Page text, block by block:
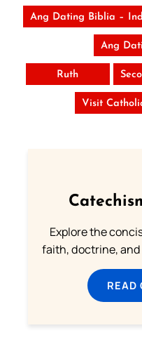
Ang Dating Biblia –
Ang
Ruth
Visit
Explore the
faith, doctrine, and
READ